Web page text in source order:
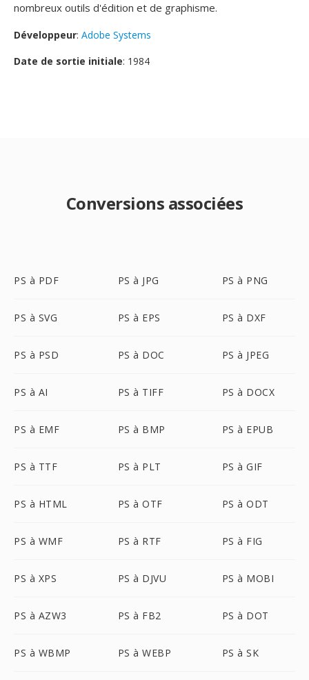
nombreux outils d'édition et de graphisme.
Développeur: Adobe Systems
Date de sortie initiale: 1984
Conversions associées
PS à PDF PS à JPG PS à PNG
PS à SVG PS à EPS PS à DXF
PS à PSD PS à DOC PS à JPEG
PS à AI PS à TIFF PS à DOCX
PS à EMF PS à BMP PS à EPUB
PS à TTF PS à PLT PS à GIF
PS à HTML PS à OTF PS à ODT
PS à WMF PS à RTF PS à FIG
PS à XPS PS à DJVU PS à MOBI
PS à AZW3 PS à FB2 PS à DOT
PS à WBMP PS à WEBP PS à SK